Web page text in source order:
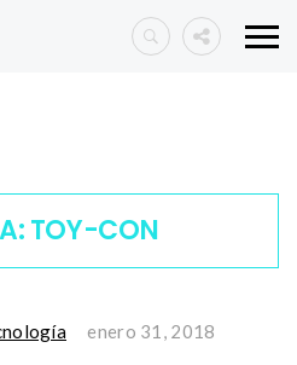
TOY-CON
enero 31, 2018